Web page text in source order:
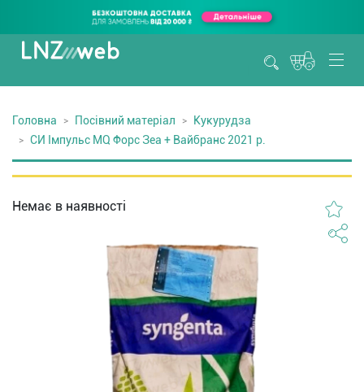
Головна Посівний матеріал
Кукурудза
СИ Імпульс MQ Форс Зеа + Вайбранс 2021 р.
Немає в наявності